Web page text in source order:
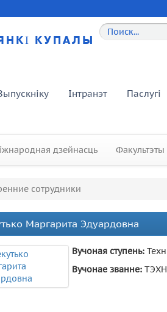
КУПАЛЫ
Інтранэт Паслугі
дзейнасць Факультэты
сотрудники
Маргарита Эдуардовна
Вучоная ступень:
Вучонае званне: